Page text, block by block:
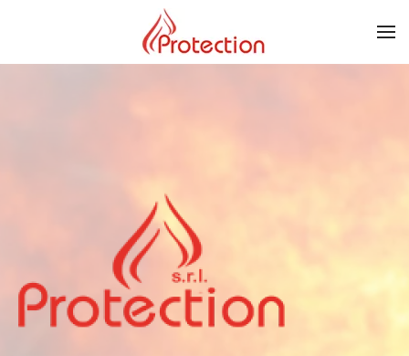
Skip to main content